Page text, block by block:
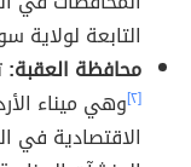
التابعة لولاية
محافظة العقبة:
[٢] وهي ميناء
الاقتصادية في